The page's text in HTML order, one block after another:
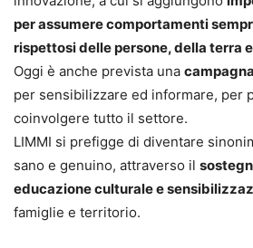
per assumere comportamenti
rispettosi delle persone, della terra
Oggi è anche prevista una
per sensibilizzare ed informare, per
coinvolgere tutto il settore.
LIMMI si prefigge di diventare
sano e genuino, attraverso il
educazione culturale e
famiglie e territorio.